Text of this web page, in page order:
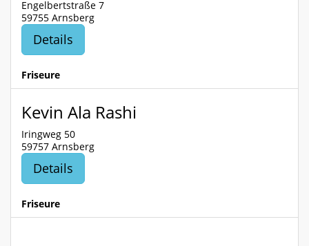
Engelbertstraße 7
59755 Arnsberg
Details
Friseure
Kevin Ala Rashi
Iringweg 50
59757 Arnsberg
Details
Friseure